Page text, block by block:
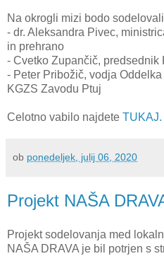
Na okrogli mizi bodo
- dr. Aleksandra Pivec,
in prehrano
- Cvetko Zupančič, predsednik
- Peter Pribožič, vodja
KGZS Zavodu Ptuj
Celotno vabilo najdete TUKAJ.
ob ponedeljek, julij 06, 2020
Projekt NAŠA
Projekt sodelovanja med
NAŠA DRAVA je bil potrjen s